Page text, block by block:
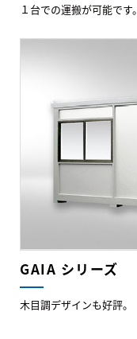
１台での運搬が可能です。
GAIA シリーズ
木目調デザインも好評。